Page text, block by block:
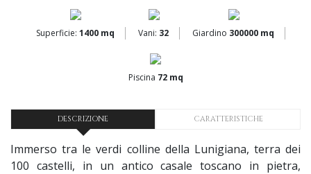
Superficie: 1400 mq Vani: 32 Giardino 300000 mq
Piscina 72 mq
DESCRIZIONE CARATTERISTICHE
Immerso tra le verdi colline della Lunigiana, terra dei
100 castelli, in un antico casale toscano in pietra,